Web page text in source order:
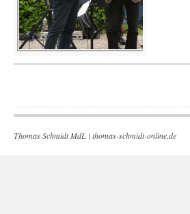
Thomas Schmidt MdL | thomas-schmidt-online.de